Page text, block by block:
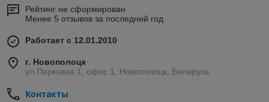
Рейтинг не сформирован
Менее 5 отзывов за последний год
Работает с 12.01.2010
г. Новополоцк
ул.Парковая 1, офис 1, Новополоцк, Беларусь
Контакты